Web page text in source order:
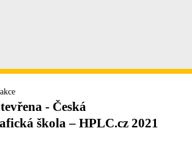
- Česká
škola – HPLC.cz 2021